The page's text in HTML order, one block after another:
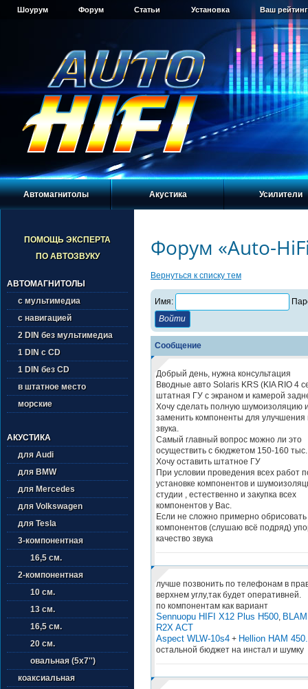
Шоурум Форум Статьи Установка Ваш
Автомагнитолы Акустика Усилители
ПОМОЩЬ ЭКСПЕРТА
ПО АВТОЗВУКУ
АВТОМАГНИТОЛЫ
с мультимедиа
с навигацией
2 DIN без мультимедиа
1 DIN с CD
1 DIN без CD
в штатное место
морские
АКУСТИКА
для Audi
для BMW
для Mercedes
для Volkswagen
для Tesla
3-компонентная
16,5 см.
2-компонентная
10 см.
13 см.
16,5 см.
20 см.
овальная (5х7'')
коаксиальная
Форум «Auto-
Вернуться к списку тем
Имя:
Сообщение
Добрый день, нужна консультация
Вводные авто Solaris KRS (KIA RIO 4
штатная ГУ с экраном и камерой
Хочу сделать полную шумоизоляцию
заменить компоненты для улучшения
звука.
Самый главный вопрос можно ли это
осуществить с бюджетом 150-160
Хочу оставить штатное ГУ
При условии проведения всех работ
установке компонентов и
студии , естественно и закупка всех
компонентов у Вас.
Если не сложно примерно обрисовать
компонентов (слушаю всё подряд)
качество звука
лучше позвонить по телефонам в
верхнем углу,так будет оперативней.
по компонентам как вариант
Sennuopu HIFI X12 Plus H500,
R2X ACT
Aspect WLW-10s4+ Hellion HAM
остальной бюджет на инстал и шумку